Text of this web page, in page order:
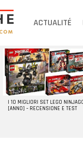
ACTUALITÉ
I 10 MIGLIORI SET LEGO
[ANNO] – RECENSIONE E TEST